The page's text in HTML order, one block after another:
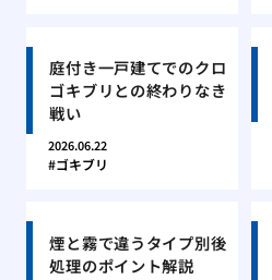
庭付き一戸建てでのクロ
ゴキブリとの終わりなき
戦い
2026.06.22
ゴキブリ
煙と霧で違うタイプ別後
処理のポイント解説